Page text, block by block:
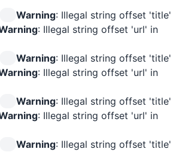
Warning: Illegal string offset 'title'
: Illegal string offset 'url' in
Warning: Illegal string offset 'title'
: Illegal string offset 'url' in
Warning: Illegal string offset 'title'
: Illegal string offset 'url' in
Warning: Illegal string offset 'title'